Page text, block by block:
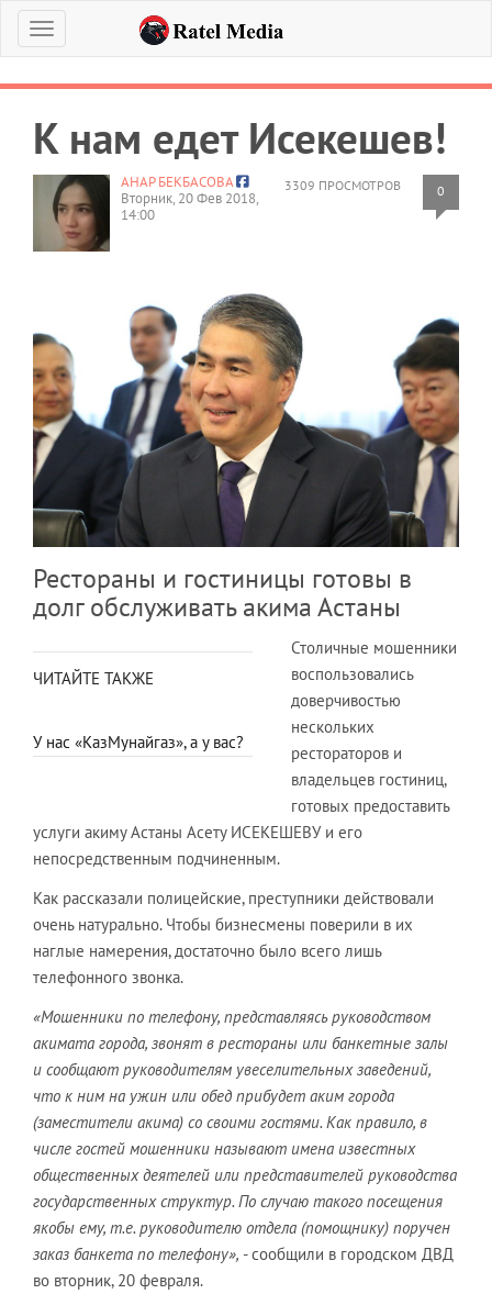
Меню
К нам едет Исекешев!
3309 ПРОСМОТРОВ 0
АНАР БЕКБАСОВА
Вторник, 20 Фев 2018,
14:00
Рестораны и гостиницы готовы в
долг обслуживать акима Астаны
ЧИТАЙТЕ ТАКЖЕ
У нас «КазМунайгаз», а у вас?
Столичные мошенники
воспользовались
доверчивостью
нескольких
рестораторов и
владельцев гостиниц,
готовых предоставить
услуги акиму Астаны Асету ИСЕКЕШЕВУ и его
непосредственным подчиненным.
Как рассказали полицейские, преступники действовали
очень натурально. Чтобы бизнесмены поверили в их
наглые намерения, достаточно было всего лишь
телефонного звонка.
«Мошенники по телефону, представляясь руководством
акимата города, звонят в рестораны или банкетные залы
и сообщают руководителям увеселительных заведений,
что к ним на ужин или обед прибудет аким города
(заместители акима) со своими гостями. Как правило, в
числе гостей мошенники называют имена известных
общественных деятелей или представителей руководства
государственных структур. По случаю такого посещения
якобы ему, т.е. руководителю отдела (помощнику) поручен
заказ банкета по телефону», - сообщили в городском ДВД
во вторник, 20 февраля.